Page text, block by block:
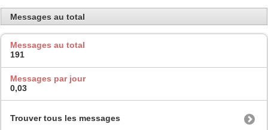
Messages au total
Messages au total
191
Messages par jour
0,03
Trouver tous les messages